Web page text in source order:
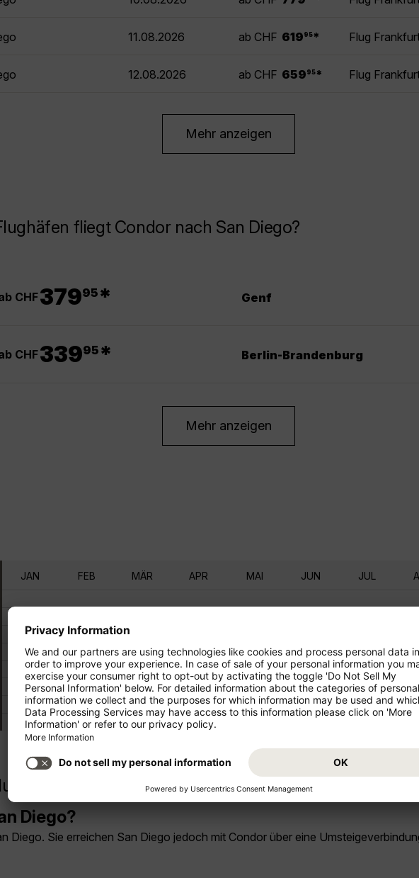
11.08.2026 ab CHF 619 95 * Flug
12.08.2026 ab CHF 659 95 * Flug
Mehr anzeigen
fliegt Condor nach San Diego?
CHF37995 * Genf
CHF33995 * Berlin-Brandenburg
Mehr anzeigen
JAN FEB MÄR APR MAI JUN JUL
Diego?
Diego. Sie erreichen San Diego jedoch mit Condor über eine